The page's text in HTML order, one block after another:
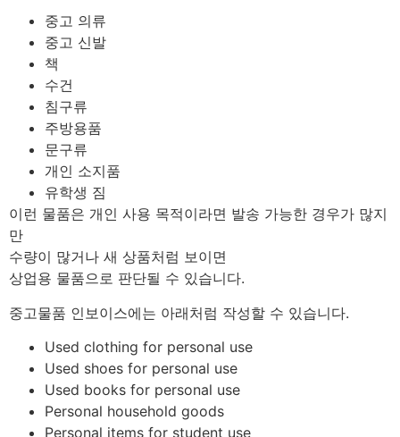
중고 의류
중고 신발
책
수건
침구류
주방용품
문구류
개인 소지품
유학생 짐
이런 물품은 개인 사용 목적이라면 발송 가능한 경우가 많지
만
수량이 많거나 새 상품처럼 보이면
상업용 물품으로 판단될 수 있습니다.
중고물품 인보이스에는 아래처럼 작성할 수 있습니다.
Used clothing for personal use
Used shoes for personal use
Used books for personal use
Personal household goods
Personal items for student use